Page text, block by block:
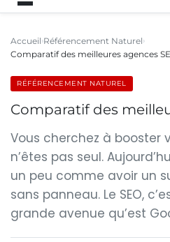
Accueil Référencement Naturel
Comparatif des meilleures agences
RÉFÉRENCEMENT NATUREL
Comparatif des
Vous cherchez à booster
n’êtes pas seul.
un peu comme avoir un
sans panneau. Le SEO,
grande avenue qu’est